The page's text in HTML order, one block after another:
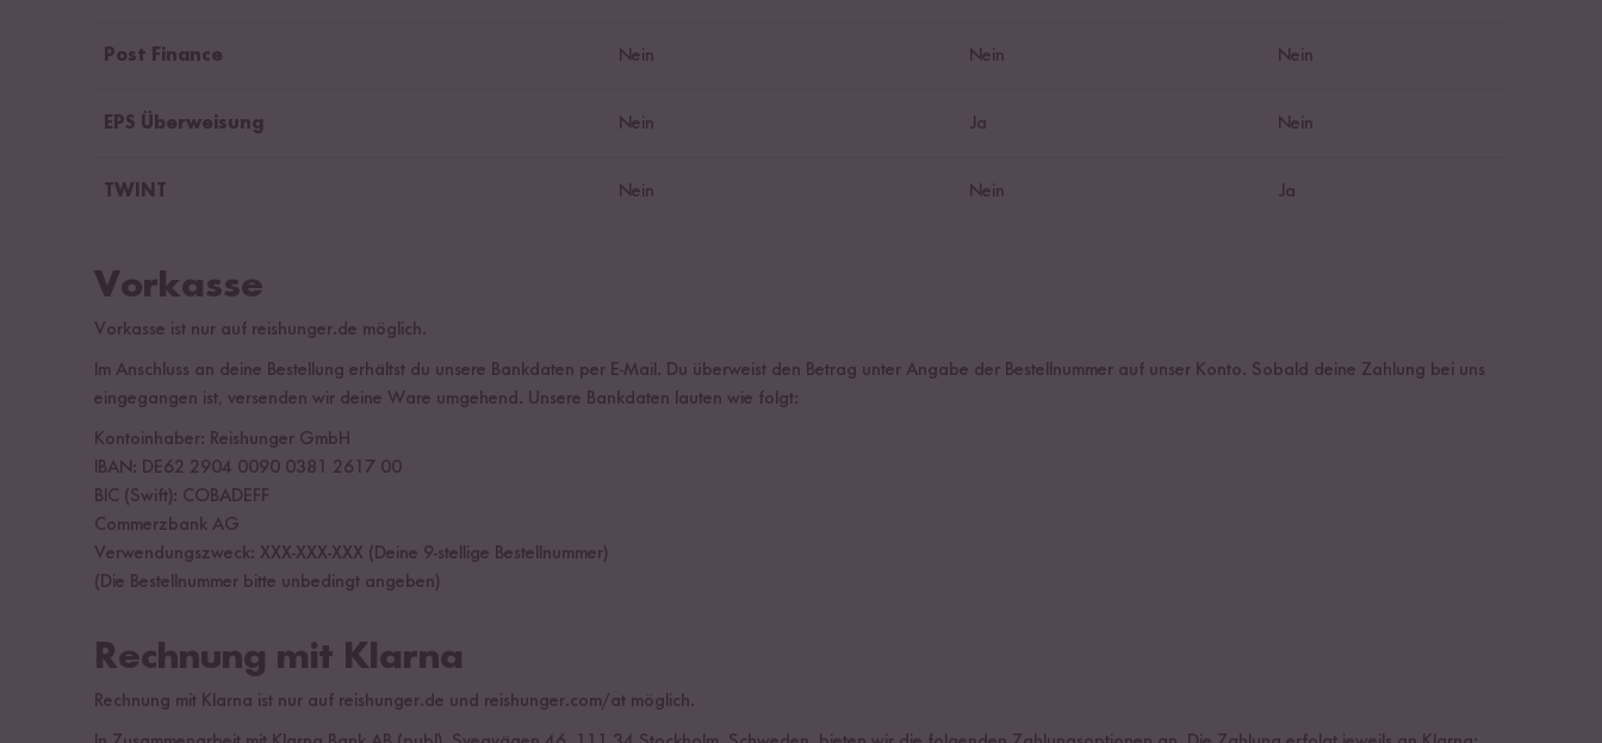
Post Finance Nein Nein Nein
EPS Überweisung Nein Ja Nein
TWINT Nein Nein Ja
Vorkasse
Vorkasse ist nur auf reishunger.de möglich.
Im Anschluss an deine Bestellung erhältst du unsere Bankdaten per E-Mail. Du überweist den Betrag unter Angabe der Bestellnummer auf unser Konto. Sobald deine Zahlung bei uns
eingegangen ist, versenden wir deine Ware umgehend. Unsere Bankdaten lauten wie folgt:
Kontoinhaber: Reishunger GmbH
IBAN: DE62 2904 0090 0381 2617 00
BIC (Swift): COBADEFF
Commerzbank AG
Verwendungszweck: XXX-XXX-XXX (Deine 9-stellige Bestellnummer)
(Die Bestellnummer bitte unbedingt angeben)
Rechnung mit Klarna
Rechnung mit Klarna ist nur auf reishunger.de und reishunger.com/at möglich.